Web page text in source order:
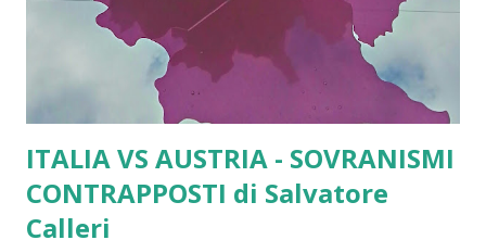
ITALIA VS AUSTRIA - SOVRANISMI
CONTRAPPOSTI di Salvatore
Calleri